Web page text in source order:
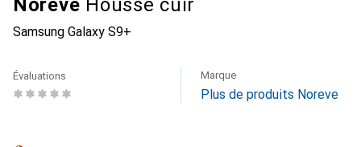
Noreve Housse cuir
Samsung Galaxy S9+
Évaluations Marque
Plus de produits Noreve